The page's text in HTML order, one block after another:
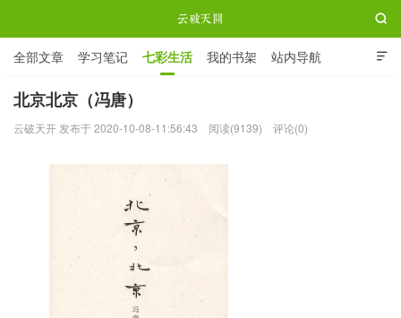

全部文章 学习笔记 七彩生活 我的书架 站内导航
ABOUT ME

北京北京（冯唐）
云破天开 发布于 2020-10-08-11:56:43 阅读(9139) 评论(0)